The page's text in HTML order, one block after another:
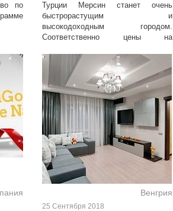
по
Турции Мерсин станет очень
быстрорастущим и
высокодоходным городом.
Соответственно цены на
Сейчас самое время успевать
инвестировать в недвижимость
Мерсина.
Венгрия
25 Сентября 2018